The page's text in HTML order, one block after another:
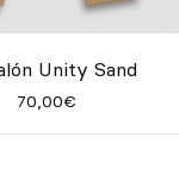
Unity Sand
70,00€